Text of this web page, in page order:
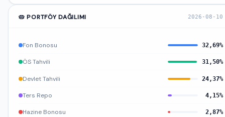
🥧 PORTFÖY DAĞILIMI 2026-08-10
Fon Bonosu 32,69%
ÖS Tahvili 31,50%
Devlet Tahvili 24,37%
Ters Repo 4,15%
Hazine Bonosu 2,87%